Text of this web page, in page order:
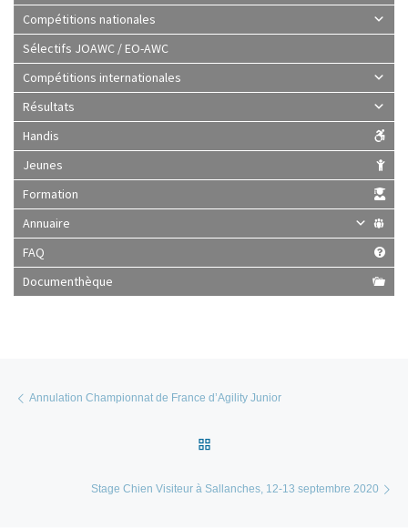
Compétitions nationales
Sélectifs JOAWC / EO-AWC
Compétitions internationales
Résultats
Handis
Jeunes
Formation
Annuaire
FAQ
Documenthèque
Parcourir les articles
Annulation Championnat de France d’Agility Junior
Stage Chien Visiteur à Sallanches, 12-13 septembre 2020